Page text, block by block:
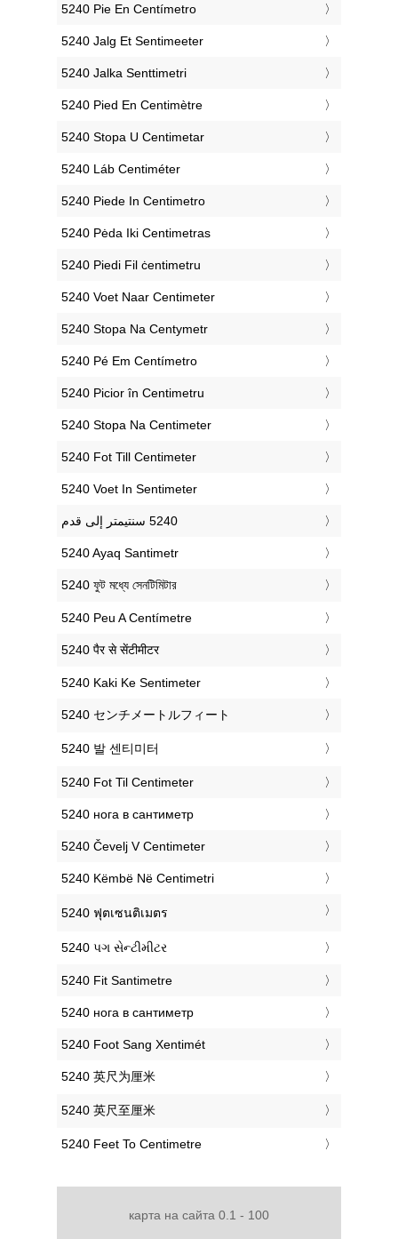
‎5240 Pie En Centímetro
‎5240 Jalg Et Sentimeeter
‎5240 Jalka Senttimetri
‎5240 Pied En Centimètre
‎5240 Stopa U Centimetar
‎5240 Láb Centiméter
‎5240 Piede In Centimetro
‎5240 Pėda Iki Centimetras
‎5240 Piedi Fil ċentimetru
‎5240 Voet Naar Centimeter
‎5240 Stopa Na Centymetr
‎5240 Pé Em Centímetro
‎5240 Picior în Centimetru
‎5240 Stopa Na Centimeter
‎5240 Fot Till Centimeter
‎5240 Voet In Sentimeter
‎5240 Ayaq Santimetr
‎5240 ফুট মধ্যে সেনটিমিটার
‎5240 Peu A Centímetre
‎5240 पैर से सेंटीमीटर
‎5240 Kaki Ke Sentimeter
‎5240 センチメートルフィート
‎5240 발 센티미터
‎5240 Fot Til Centimeter
‎5240 нога в сантиметр
‎5240 Čevelj V Centimeter
‎5240 Këmbë Në Centimetri
‎5240 ฟุตเซนติเมตร
‎5240 પગ સેન્ટીમીટર
‎5240 Fit Santimetre
‎5240 нога в сантиметр
‎5240 Foot Sang Xentimét
‎5240 英尺为厘米
‎5240 英尺至厘米
‎5240 Feet To Centimetre
карта на сайта 0.1 - 100